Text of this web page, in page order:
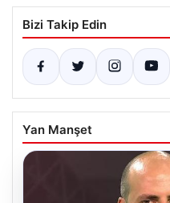
Bizi Takip Edin
Yan Manşet